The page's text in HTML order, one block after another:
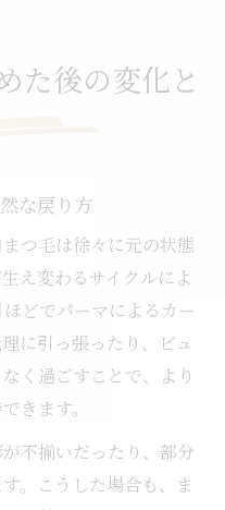
た後の変化と
な戻り方
つ毛は徐々に元の状態
え変わるサイクルによ
どでパーマによるカー
に引っ張ったり、ビュ
く過ごすことで、より
きます。
不揃いだったり、部分
。こうした場合も、ま